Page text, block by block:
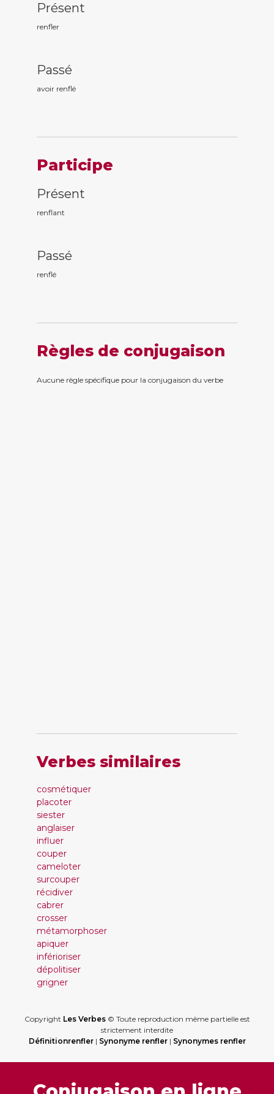
Présent
renfler
Passé
avoir renflé
Participe
Présent
renflant
Passé
renflé
Règles de conjugaison
Aucune règle spécifique pour la conjugaison du verbe
Verbes similaires
cosmétiquer
placoter
siester
anglaiser
influer
couper
cameloter
surcouper
récidiver
cabrer
crosser
métamorphoser
apiquer
inférioriser
dépolitiser
grigner
Copyright Les Verbes© Toute reproduction même partielle est
strictement interdite
Définitionrenfler| Synonyme renfler| Synonymes renfler